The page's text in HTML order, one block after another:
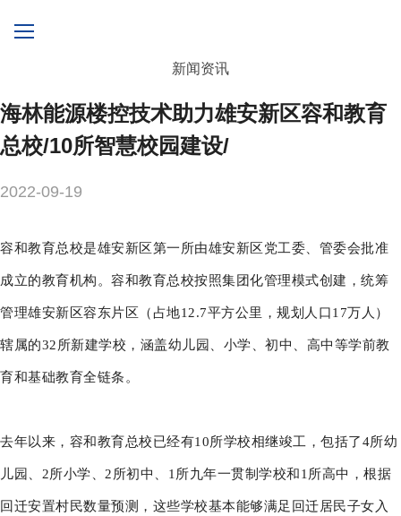
新闻资讯
海林能源楼控技术助力雄安新区容和教育
总校/10所智慧校园建设/
2022-09-19
容和教育总校是雄安新区第一所由雄安新区党工委、管委会批准
成立的教育机构。容和教育总校按照集团化管理模式创建，统筹
管理雄安新区容东片区（占地12.7平方公里，规划人口17万人）
辖属的32所新建学校，涵盖幼儿园、小学、初中、高中等学前教
育和基础教育全链条。
去年以来，容和教育总校已经有10所学校相继竣工，包括了4所幼
儿园、2所小学、2所初中、1所九年一贯制学校和1所高中，根据
回迁安置村民数量预测，这些学校基本能够满足回迁居民子女入